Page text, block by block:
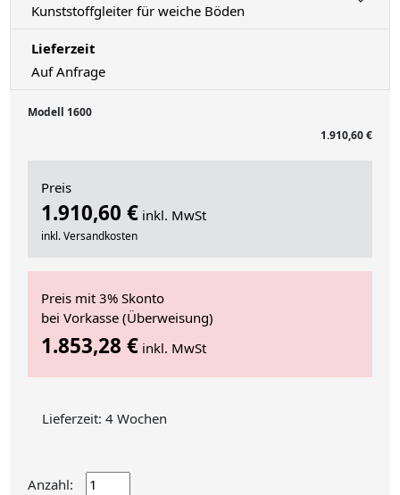
Kunststoffgleiter für weiche Böden
Lieferzeit
Auf Anfrage
Modell 1600
1.910,60 €
Preis
1.910,60 € inkl. MwSt
inkl. Versandkosten
Preis mit 3% Skonto
bei Vorkasse (Überweisung)
1.853,28 € inkl. MwSt
Lieferzeit: 4 Wochen
Anzahl: